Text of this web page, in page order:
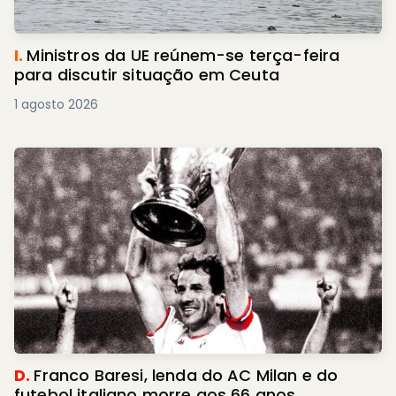
I. Ministros da UE reúnem-se terça-feira
para discutir situação em Ceuta
1 agosto 2026
D. Franco Baresi, lenda do AC Milan e do